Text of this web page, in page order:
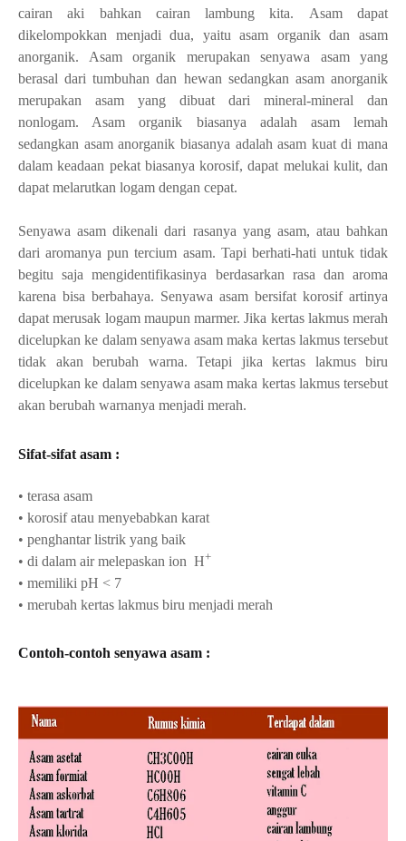
cairan aki bahkan cairan lambung kita. Asam dapat
dikelompokkan menjadi dua, yaitu asam organik dan asam
anorganik. Asam organik merupakan senyawa asam yang
berasal dari tumbuhan dan hewan sedangkan asam anorganik
merupakan asam yang dibuat dari mineral-mineral dan
nonlogam. Asam organik biasanya adalah asam lemah
sedangkan asam anorganik biasanya adalah asam kuat di mana
dalam keadaan pekat biasanya korosif, dapat melukai kulit, dan
dapat melarutkan logam dengan cepat.
Senyawa asam dikenali dari rasanya yang asam, atau bahkan
dari aromanya pun tercium asam. Tapi berhati-hati untuk tidak
begitu saja mengidentifikasinya berdasarkan rasa dan aroma
karena bisa berbahaya. Senyawa asam bersifat korosif artinya
dapat merusak logam maupun marmer. Jika kertas lakmus merah
dicelupkan ke dalam senyawa asam maka kertas lakmus tersebut
tidak akan berubah warna. Tetapi jika kertas lakmus biru
dicelupkan ke dalam senyawa asam maka kertas lakmus tersebut
akan berubah warnanya menjadi merah.
Sifat-sifat asam :
• terasa asam
• korosif atau menyebabkan karat
• penghantar listrik yang baik
• di dalam air melepaskan ion H+
• memiliki pH < 7
• merubah kertas lakmus biru menjadi merah
Contoh-contoh senyawa asam :